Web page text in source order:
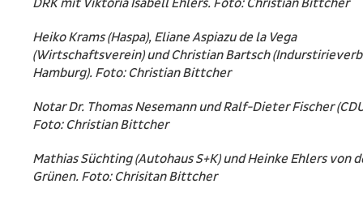
Heiko Krams (Haspa), Eliane Aspiazu de la Vega
(Wirtschaftsverein) und Christian Bartsch
Hamburg). Foto: Christian Bittcher
Notar Dr. Thomas Nesemann und Ralf-Dieter Fischer
Foto: Christian Bittcher
Mathias Süchting (Autohaus S+K) und Heinke Ehlers von
Grünen. Foto: Chrisitan Bittcher